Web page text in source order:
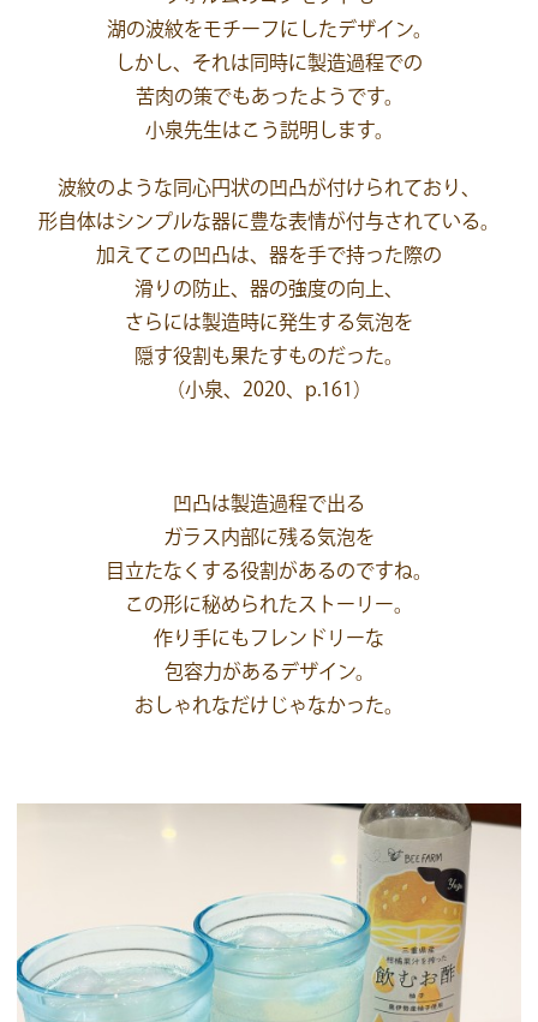
湖の波紋をモチーフにしたデザイン。
しかし、それは同時に製造過程での
苦肉の策でもあったようです。
小泉先生はこう説明します。
波紋のような同心円状の凹凸が付けられており、
形自体はシンプルな器に豊な表情が付与されている。
加えてこの凹凸は、器を手で持った際の
滑りの防止、器の強度の向上、
さらには製造時に発生する気泡を
隠す役割も果たすものだった。
（小泉、2020、p.161）
凹凸は製造過程で出る
ガラス内部に残る気泡を
目立たなくする役割があるのですね。
この形に秘められたストーリー。
作り手にもフレンドリーな
包容力があるデザイン。
おしゃれなだけじゃなかった。